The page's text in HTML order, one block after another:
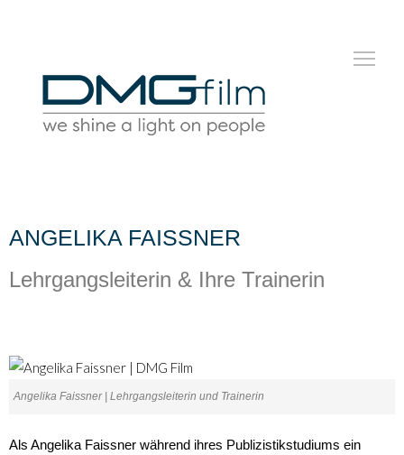
ANGELIKA FAISSNER
Lehrgangsleiterin & Ihre Trainerin
Angelika Faissner | Lehrgangsleiterin und Trainerin
Als Angelika Faissner während ihres Publizistikstudiums ein